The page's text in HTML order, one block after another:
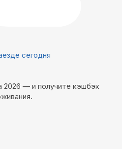
сегодня
2026 — и получите кэшбэк